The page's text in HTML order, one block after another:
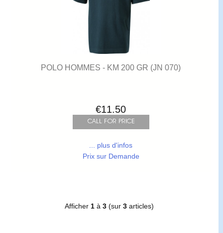
POLO HOMMES - KM 200 GR (JN 070)
€11.50
... plus d'infos
Prix sur Demande
Afficher 1 à3 (sur3 articles)